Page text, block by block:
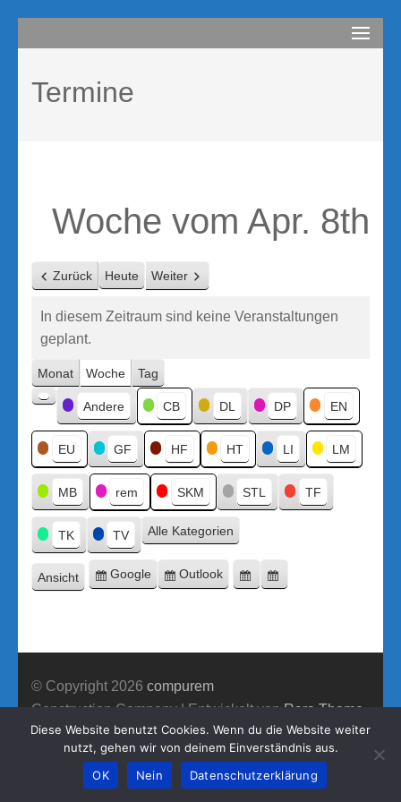
Inhalt
(Enter
drücken)
compurem
Termine
Woche vom Apr. 8th
Zurück Heute Weiter
In diesem Zeitraum sind keine Veranstaltungen
geplant.
Monat Woche Tag
Kategorien
Kategorie
ohne
Titel
Andere CB DL DP EN
EU GF HF HT LI LM
MB rem SKM STL TF
TK TV Alle Kategorien
Ansicht ausdrucken
Eintragen
Google
Eintragen
Outlook
Google-
© Copyright 2026 compurem
Construction Company | Entwickelt von Rara Theme
Präsentiert von WordPress.
Diese Website benutzt Cookies. Wenn du die Website weiter
nutzt, gehen wir von deinem Einverständnis aus.
OK
Nein Datenschutzerklärung